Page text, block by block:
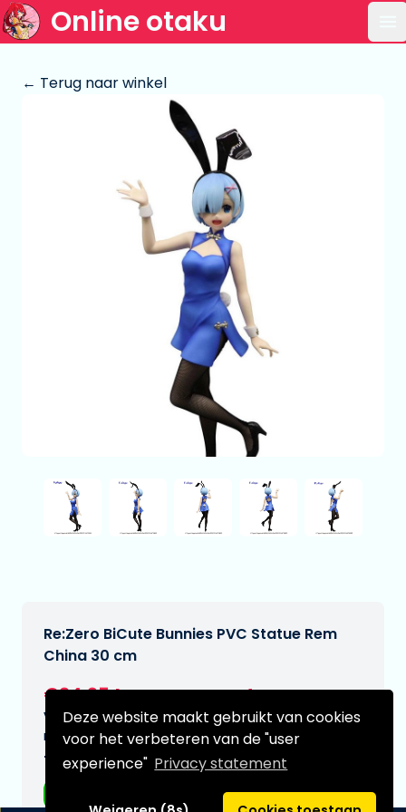
Deze website maakt gebruikt van cookies
voor het verbeteren van de "user
experience" Privacy statement
Online otaku
← Terug naar winkel
Re:Zero BiCute Bunnies PVC Statue Rem
China 30 cm
€24,95
Verwachtte leverdatum:
n.v.t.
Type: